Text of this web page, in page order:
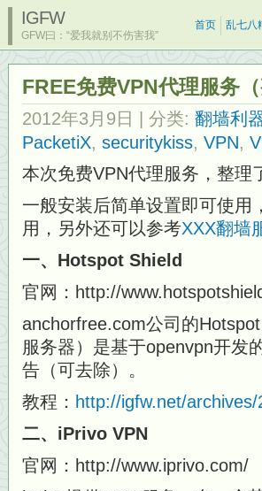
IGFW
GFW曰：“爱我就别不伤害我”
首页 乱七八
FREE免费VPN代理服务（
2012年3月9日 | 分类: 翻墙利
PacketiX, securitykiss, VPN,
本次免费VPN代理服务，整理
一般安装后简单设置即可使用
用，另外还可以参考XXX翻墙
一、Hotspot Shield
官网：http://
anchorfree.com公司的
服务器）是基于openvpn开发
告（可去除）。
教程： http://igfw.net/archives/
二、iPrivo VPN
官网：http://www.iprivo.com/